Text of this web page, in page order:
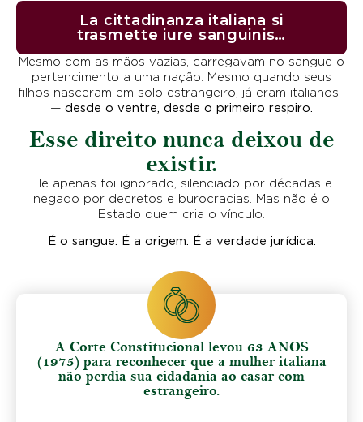
La cittadinanza italiana si
trasmette iure sanguinis…
Mesmo com as mãos vazias, carregavam no sangue o
pertencimento a uma nação. Mesmo quando seus
filhos nasceram em solo estrangeiro, já eram italianos
— desde o ventre, desde o primeiro respiro.
Esse direito nunca deixou de
existir.
Ele apenas foi ignorado, silenciado por décadas e
negado por decretos e burocracias. Mas não é o
Estado quem cria o vínculo.
É o sangue. É a origem. É a verdade jurídica.
A Corte Constitucional levou 63 ANOS
(1975) para reconhecer que a mulher italiana
não perdia sua cidadania ao casar com
estrangeiro.